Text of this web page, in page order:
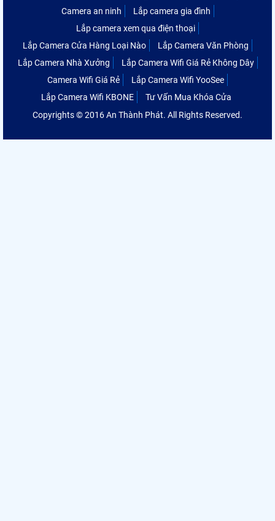
Camera an ninh
Lắp camera gia đình
Lắp camera xem qua điện thoại
Lắp Camera Cửa Hàng Loại Nào
Lắp Camera Văn Phòng
Lắp Camera Nhà Xưởng
Lắp Camera Wifi Giá Rẻ Không Dây
Camera Wifi Giá Rẻ
Lắp Camera Wifi YooSee
Lắp Camera Wifi KBONE
Tư Vấn Mua Khóa Cửa
Copyrights © 2016 An Thành Phát. All Rights Reserved.